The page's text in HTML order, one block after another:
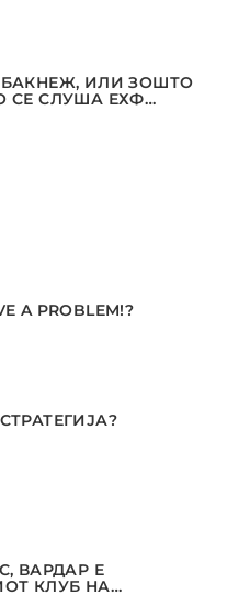
ИЛИ ЗОШТО
СЕ СЛУША ЕХФ
A PROBLEM!?
ВАРДАР Е
КЛУБ НА